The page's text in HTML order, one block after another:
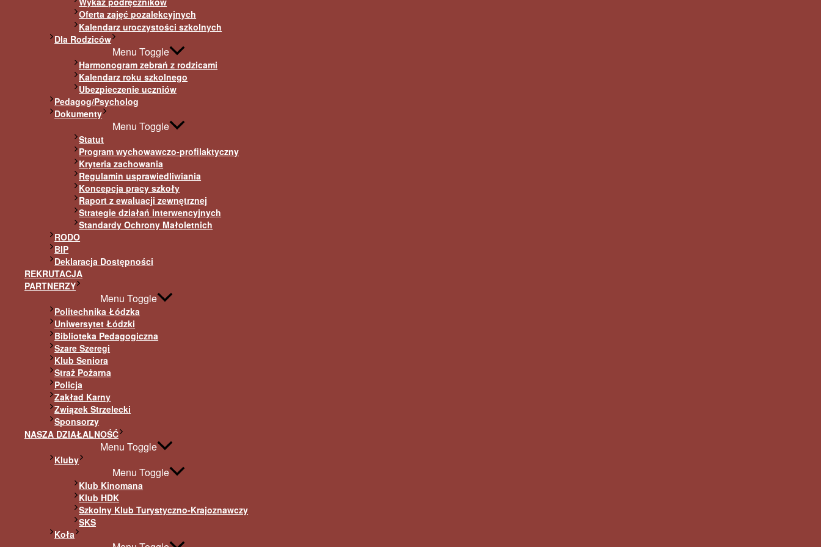
Oferta zajęć pozalekcyjnych
Kalendarz uroczystości szkolnych
Dla Rodziców
Menu Toggle
Harmonogram zebrań z rodzicami
Kalendarz roku szkolnego
Ubezpieczenie uczniów
Pedagog/Psycholog
Dokumenty
Menu Toggle
Statut
Program wychowawczo-profilaktyczny
Kryteria zachowania
Regulamin usprawiedliwiania
Koncepcja pracy szkoły
Raport z ewaluacji zewnętrznej
Strategie działań interwencyjnych
Standardy Ochrony Małoletnich
RODO
BIP
Deklaracja Dostępności
REKRUTACJA
PARTNERZY
Menu Toggle
Politechnika Łódzka
Uniwersytet Łódzki
Biblioteka Pedagogiczna
Szare Szeregi
Klub Seniora
Straż Pożarna
Policja
Zakład Karny
Związek Strzelecki
Sponsorzy
NASZA DZIAŁALNOŚĆ
Menu Toggle
Kluby
Menu Toggle
Klub Kinomana
Klub HDK
Szkolny Klub Turystyczno-Krajoznawczy
SKS
Koła